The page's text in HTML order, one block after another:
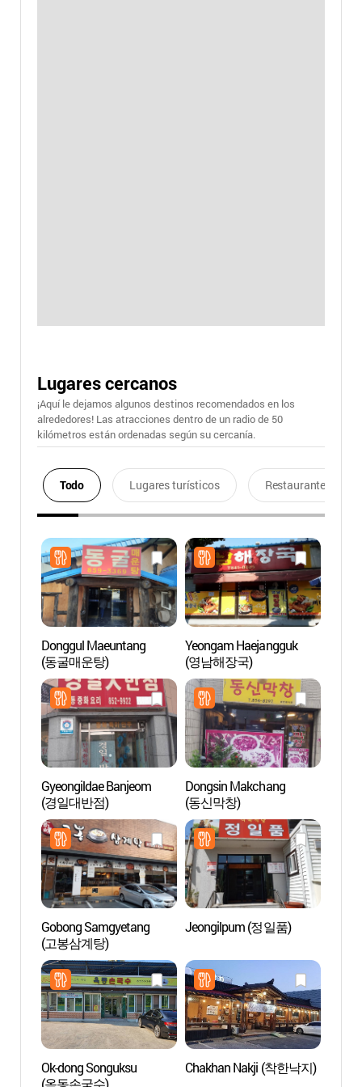
Lugares cercanos
¡Aquí le dejamos algunos destinos recomendados en los
alrededores! Las atracciones dentro de un radio de 50
kilómetros están ordenadas según su cercanía.
Todo Lugares turísticos Restaurantes
Donggul Maeuntang
(동굴매운탕)
Yeongam Haejangguk
(영남해장국)
Gyeongildae Banjeom
(경일대반점)
Dongsin Makchang
(동신막창)
Gobong Samgyetang
(고봉삼계탕)
Jeongilpum (정일품)
Ok-dong Songuksu
(옥동손국수)
Chakhan Nakji (착한낙지)